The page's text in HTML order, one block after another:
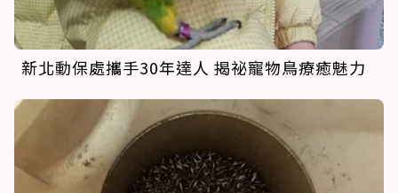
新北動保處攜手30年達人 揭祕寵物鳥療癒魅力